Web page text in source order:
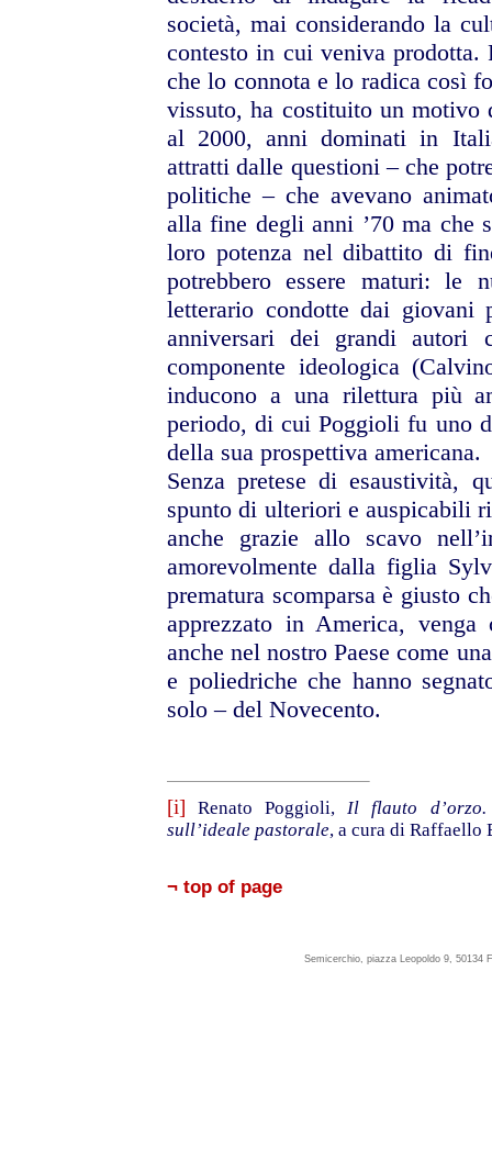
società, mai considerando la
contesto in cui veniva prodotta.
che lo connota e lo radica così
vissuto, ha costituito un motivo
al 2000, anni dominati in
attratti dalle questioni – che
politiche – che avevano
alla fine degli anni ’70 ma che
loro potenza nel dibattito di
potrebbero essere maturi: le
letterario condotte dai
anniversari dei grandi autori
componente ideologica
inducono a una rilettura più
periodo, di cui Poggioli fu uno
della sua prospettiva americana.
Senza pretese di esaustività,
spunto di ulteriori e auspicabili
anche grazie allo scavo
amorevolmente dalla figlia
prematura scomparsa è giusto
apprezzato in America, venga
anche nel nostro Paese come
e poliedriche che hanno
solo – del Novecento.
[i] Renato Poggioli,Il flauto
sull’ideale pastorale, a cura di Raffaello
¬ top of page
Semicerchio, piazza Leopoldo 9, 50134